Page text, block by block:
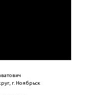
г. Ноябрьск